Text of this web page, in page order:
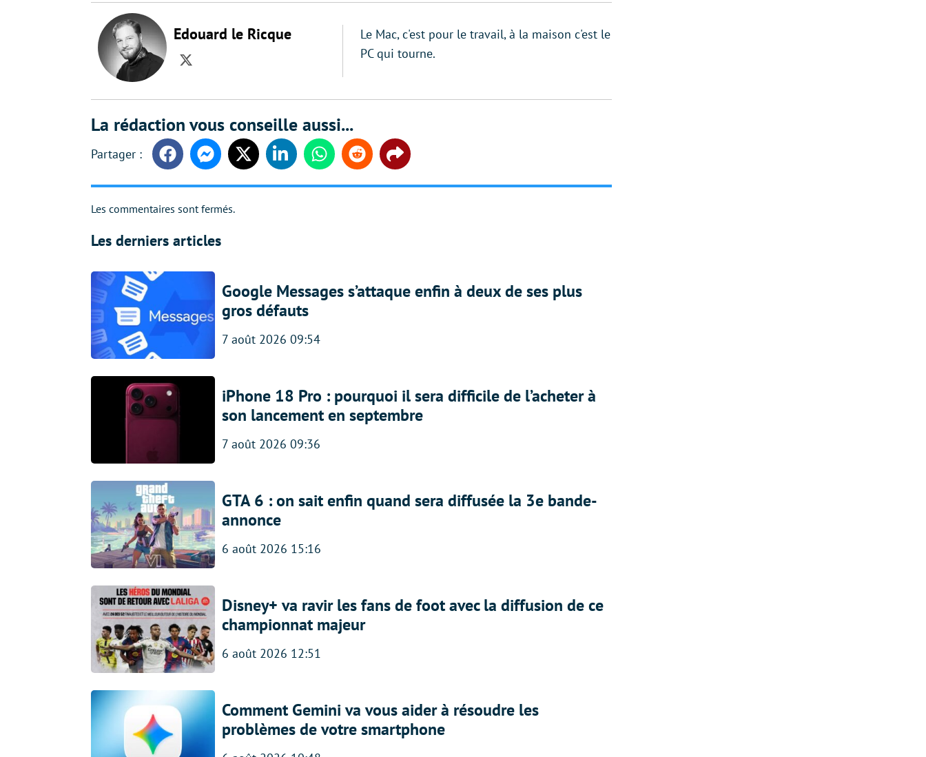
Edouard le Ricque
Twitter
Le Mac, c'est pour le travail, à la maison c'est le
PC qui tourne.
La rédaction vous conseille aussi...
FacebookMessengerTwitter LinkedinWhatsappReddit Share
Les commentaires sont fermés.
Les derniers articles
Google Messages s’attaque enfin à deux de ses plus
gros défauts
7 août 2026 09:54
iPhone 18 Pro : pourquoi il sera difficile de l’acheter à
son lancement en septembre
7 août 2026 09:36
GTA 6 : on sait enfin quand sera diffusée la 3e bande-
annonce
6 août 2026 15:16
Disney+ va ravir les fans de foot avec la diffusion de ce
championnat majeur
6 août 2026 12:51
Comment Gemini va vous aider à résoudre les
problèmes de votre smartphone